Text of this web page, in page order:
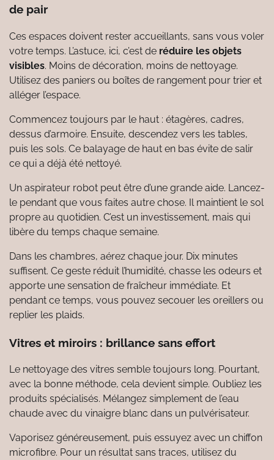
de pair
Ces espaces doivent rester accueillants, sans vous voler
votre temps. L’astuce, ici, c’est de réduire les objets
visibles. Moins de décoration, moins de nettoyage.
Utilisez des paniers ou boîtes de rangement pour trier et
alléger l’espace.
Commencez toujours par le haut : étagères, cadres,
dessus d’armoire. Ensuite, descendez vers les tables,
puis les sols. Ce balayage de haut en bas évite de salir
ce qui a déjà été nettoyé.
Un aspirateur robot peut être d’une grande aide. Lancez-
le pendant que vous faites autre chose. Il maintient le sol
propre au quotidien. C’est un investissement, mais qui
libère du temps chaque semaine.
Dans les chambres, aérez chaque jour. Dix minutes
suffisent. Ce geste réduit l’humidité, chasse les odeurs et
apporte une sensation de fraîcheur immédiate. Et
pendant ce temps, vous pouvez secouer les oreillers ou
replier les plaids.
Vitres et miroirs : brillance sans effort
Le nettoyage des vitres semble toujours long. Pourtant,
avec la bonne méthode, cela devient simple. Oubliez les
produits spécialisés. Mélangez simplement de l’eau
chaude avec du vinaigre blanc dans un pulvérisateur.
Vaporisez généreusement, puis essuyez avec un chiffon
microfibre. Pour un résultat sans traces, utilisez du